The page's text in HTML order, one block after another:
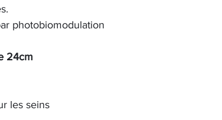
photobiomodulation
24cm
les seins